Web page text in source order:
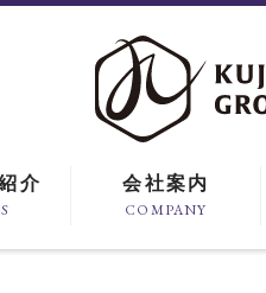
介 会社案内
COMPANY